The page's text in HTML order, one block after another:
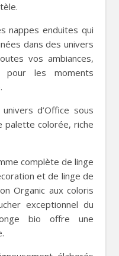
nappes enduites qui
dans des univers
vos ambiances,
pour les moments
d’Office sous
colorée, riche
complète de linge
et de linge de
Organic aux coloris
exceptionnel du
bio offre une